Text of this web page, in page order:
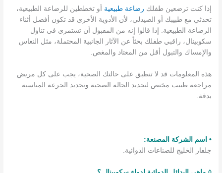
إذا كنت ترضعين طفلك رضاعة طبيعية أو تخططين للرضاعة الطبيعية،
تحدثي مع طبيبك أو الصيدلي، لأن الأدوية الأخرى قد تكون أفضل أثناء
الرضاعة الطبيعية. إذا قالوا إنه من المقبول أن تستمري في تناول
سكوبينال، راقبي طفلك بحثاً عن الآثار الجانبية المحتملة، مثل النعاس
والإمساك والتبول أقل من المعتاد والمغص.
هذه المعلومات قد لا تنطبق على حالتك الصحية، يجب على كل مريض
مراجعة طبيب مختص لتحديد الحالة الصحية وتحديد الجرعة المناسبة
بدقة.
• اسم الشركة المصنعة:
جلفار الخليج للصناعات الدوائية.